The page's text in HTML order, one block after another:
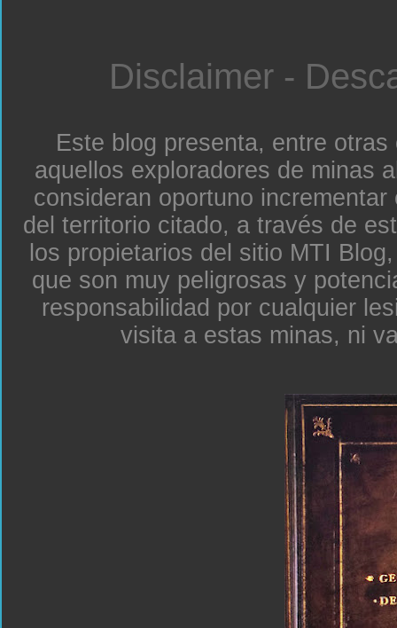
Disclaimer -
Este blog presenta, entre
aquellos exploradores de minas
consideran oportuno
del territorio citado, a través de
los propietarios del sitio MTI
que son muy peligrosas y
responsabilidad por cualquier
visita a estas minas, ni